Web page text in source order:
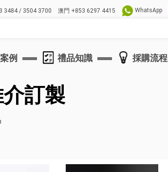
3484 / 3504 3700 澳門 +853 6297 4415 WhatsApp
例 禮品知識 採購流程
訂製